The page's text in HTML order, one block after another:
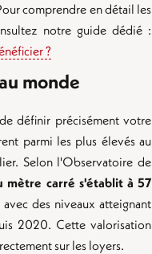
comprendre en détail les
notre guide dédié :
?
monde
définir précisément votre
parmi les plus élevés au
Selon l'Observatoire de
mètre carré s'établit à 57
des niveaux atteignant
2020. Cette valorisation
sur les loyers.